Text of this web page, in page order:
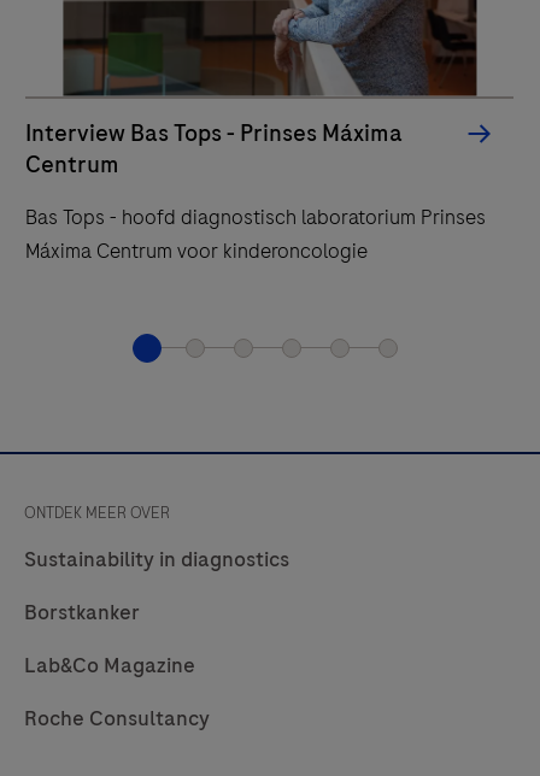
prev
Interview Bas Tops - Prinses Máxima
Centrum
Bas Tops - hoofd diagnostisch laboratorium Prinses
Máxima Centrum voor kinderoncologie
ONTDEK MEER OVER
Sustainability in diagnostics
Borstkanker
Lab&Co Magazine
Roche Consultancy